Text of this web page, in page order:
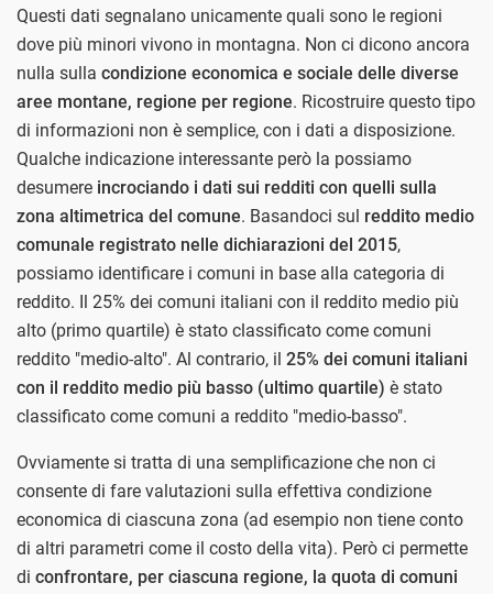
Questi dati segnalano unicamente quali sono le regioni
dove più minori vivono in montagna. Non ci dicono ancora
nulla sulla condizione economica e sociale delle diverse
aree montane, regione per regione. Ricostruire questo tipo
di informazioni non è semplice, con i dati a disposizione.
Qualche indicazione interessante però la possiamo
desumere incrociando i dati sui redditi con quelli sulla
zona altimetrica del comune. Basandoci sul reddito medio
comunale registrato nelle dichiarazioni del 2015,
possiamo identificare i comuni in base alla categoria di
reddito. Il 25% dei comuni italiani con il reddito medio più
alto (primo quartile) è stato classificato come comuni
reddito "medio-alto". Al contrario, il 25% dei comuni italiani
con il reddito medio più basso (ultimo quartile) è stato
classificato come comuni a reddito "medio-basso".
Ovviamente si tratta di una semplificazione che non ci
consente di fare valutazioni sulla effettiva condizione
economica di ciascuna zona (ad esempio non tiene conto
di altri parametri come il costo della vita). Però ci permette
di confrontare, per ciascuna regione, la quota di comuni